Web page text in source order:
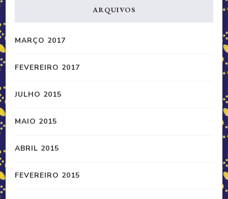
ARQUIVOS
MARÇO 2017
FEVEREIRO 2017
JULHO 2015
MAIO 2015
ABRIL 2015
FEVEREIRO 2015